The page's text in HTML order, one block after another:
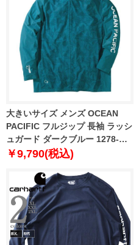
大きいサイズ メンズ OCEAN
PACIFIC フルジップ 長袖 ラッシ
ュガード ダークブルー 1278-
6255-1 3L 4L 5L 6L 8L
￥9,790(税込)